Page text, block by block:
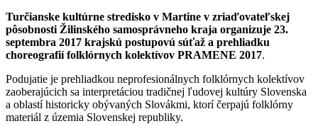
Turčianske kultúrne stredisko v Martine v zriaďovateľskej
pôsobnosti Žilinského samosprávneho kraja organizuje 23.
septembra 2017 krajskú postupovú súťaž a prehliadku
choreografií folklórnych kolektívov PRAMENE 2017.
Podujatie je prehliadkou neprofesionálnych folklórnych kolektívov
zaoberajúcich sa interpretáciou tradičnej ľudovej kultúry Slovenska
a oblastí historicky obývaných Slovákmi, ktorí čerpajú folklórny
materiál z územia Slovenskej republiky.